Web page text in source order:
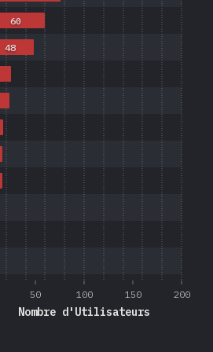
50 100 150 200
Nombre d'Utilisateurs
48
60